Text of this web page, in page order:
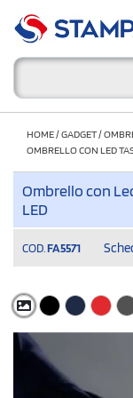
HOME/GADGET/
OMBRELLO CON LED
Ombrello con
LED
COD. FA5571